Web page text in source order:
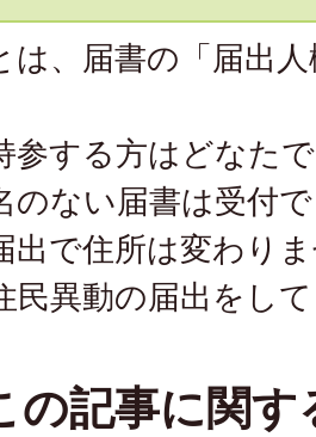
は、届書の「届出
参する方はどなた
のない届書は受付
出で住所は変わり
民異動の届出をし
の記事に関す